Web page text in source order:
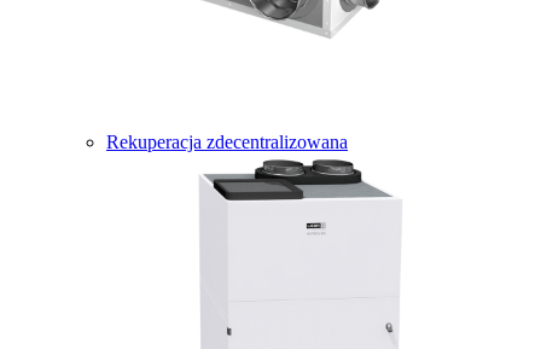
Rekuperacja zdecentralizowana